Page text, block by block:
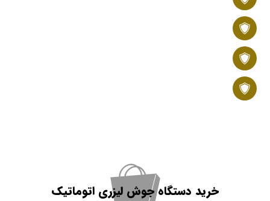
خرید دستگاه جوش لیزری اتوماتیک